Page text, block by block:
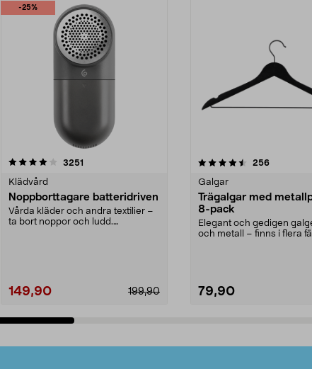
-25%
3251
Klädvård
Noppborttagare batteridriven
Vårda kläder och andra textilier –
ta bort noppor och ludd.
199,90
149,90
4.5av 5 stjärnor 256recensioner
Galgar
Trägalgar med
8-pack
Elegant och gedigen
och metall – finns i flera
79,90
4.0av 5 stjärnor